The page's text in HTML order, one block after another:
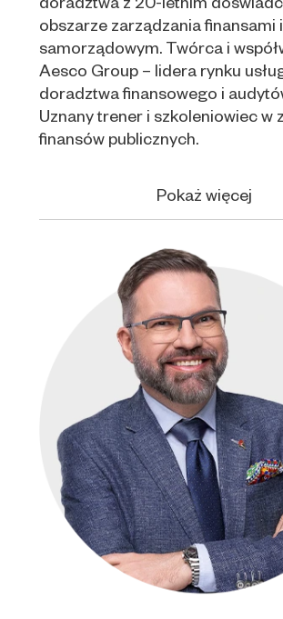
doradztwa z 20-letnim
obszarze zarządzania finansami
samorządowym. Twórca i
Aesco Group – lidera rynku
doradztwa finansowego i
Uznany trener i szkoleniowiec w
finansów publicznych.
Pokaż więcej